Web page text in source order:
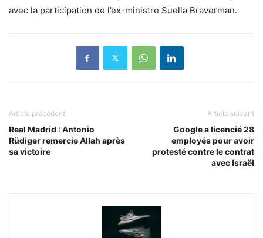
avec la participation de l’ex-ministre Suella Braverman.
Article précédent
Real Madrid : Antonio
Rüdiger remercie Allah après
sa victoire
Article suivant
Google a licencié 28
employés pour avoir
protesté contre le contrat
avec Israël